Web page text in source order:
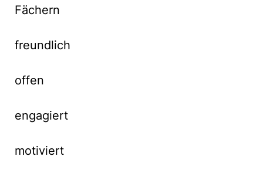
Fächern
freundlich
offen
engagiert
motiviert